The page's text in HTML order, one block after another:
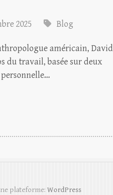
2025 Blog
américain, David
du travail, basée sur deux
plateforme: WordPress